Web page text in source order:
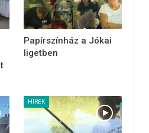
Papírszínház a Jókai
ligetben
HÍREK